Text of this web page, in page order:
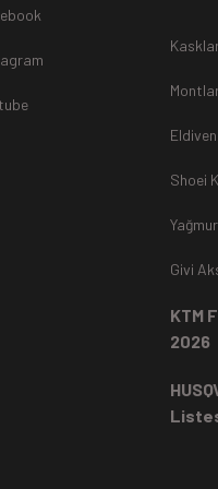
Kredi Kartı ile
iadelerde, ekstrenize
Shoei
Givi
KTM
2026